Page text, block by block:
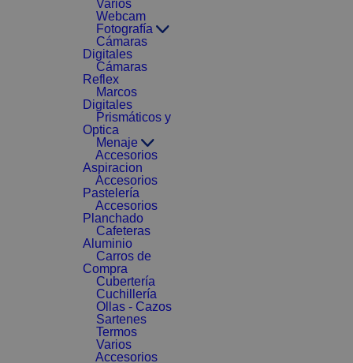
Varios
Webcam
Fotografía
Cámaras
Digitales
Cámaras
Reflex
Marcos
Digitales
Prismáticos y
Optica
Menaje
Accesorios
Aspiracion
Accesorios
Pastelería
Accesorios
Planchado
Cafeteras
Aluminio
Carros de
Compra
Cubertería
Cuchillería
Ollas - Cazos
Sartenes
Termos
Varios
Accesorios